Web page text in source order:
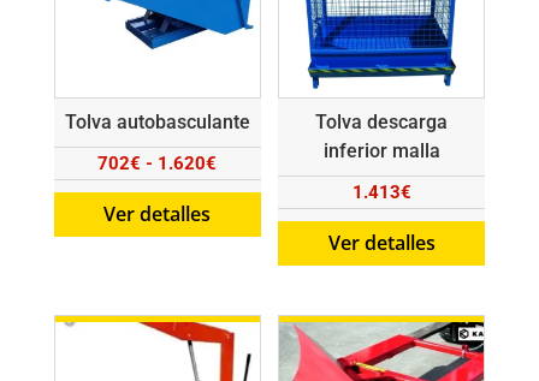
Tolva autobasculante
702€ - 1.620€
de
precios:
hasta
1.620€
Ver detalles
Tolva descarga
inferior malla
1.413€
Ver detalles